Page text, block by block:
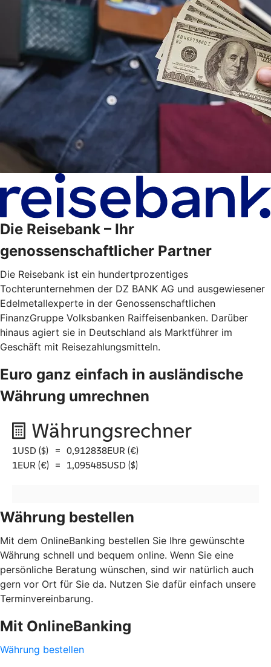
Die Reisebank – Ihr
genossenschaftlicher Partner
Die Reisebank ist ein hundertprozentiges
Tochterunternehmen der DZ BANK AG und ausgewiesener
Edelmetallexperte in der Genossenschaftlichen
FinanzGruppe Volksbanken Raiffeisenbanken. Darüber
hinaus agiert sie in Deutschland als Marktführer im
Geschäft mit Reisezahlungsmitteln.
Euro ganz einfach in ausländische
Währung umrechnen
Währung bestellen
Mit dem OnlineBanking bestellen Sie Ihre gewünschte
Währung schnell und bequem online. Wenn Sie eine
persönliche Beratung wünschen, sind wir natürlich auch
gern vor Ort für Sie da. Nutzen Sie dafür einfach unsere
Terminvereinbarung.
Mit OnlineBanking
Währung bestellen